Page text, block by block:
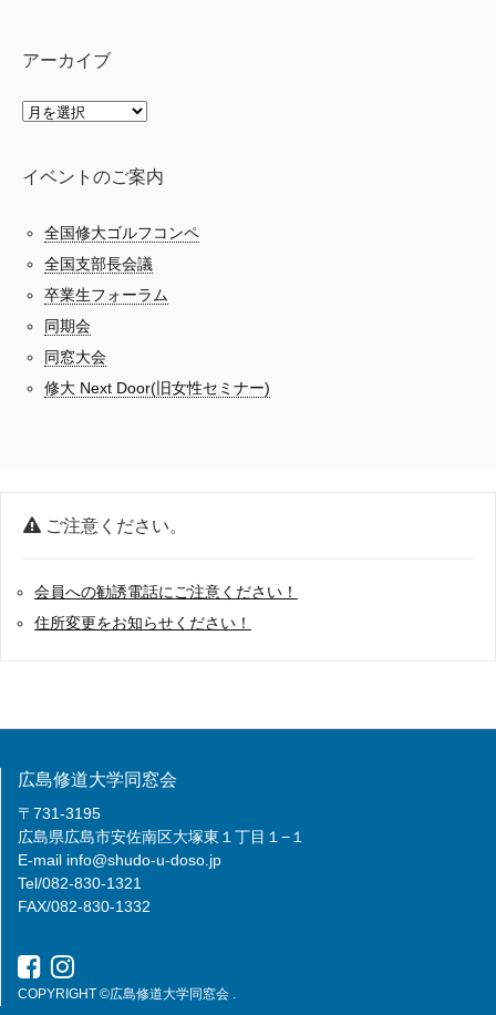
アーカイブ
イベントのご案内
全国修大ゴルフコンペ
全国支部長会議
卒業生フォーラム
同期会
同窓大会
修大 Next Door(旧女性セミナー)
ご注意ください。
会員への勧誘電話にご注意ください！
住所変更をお知らせください！
広島修道大学同窓会
〒731-3195
広島県広島市安佐南区大塚東１丁目１−１
E-mail info@shudo-u-doso.jp
Tel/082-830-1321
FAX/082-830-1332
COPYRIGHT ©広島修道大学同窓会 .